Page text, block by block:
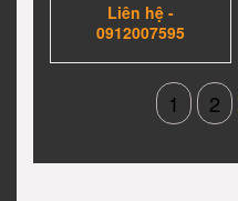
Liên hệ -
0912007595
1 2